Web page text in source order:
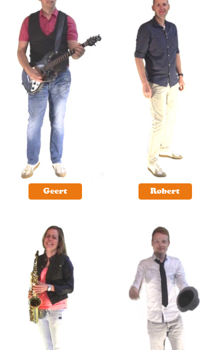
Geert Robert